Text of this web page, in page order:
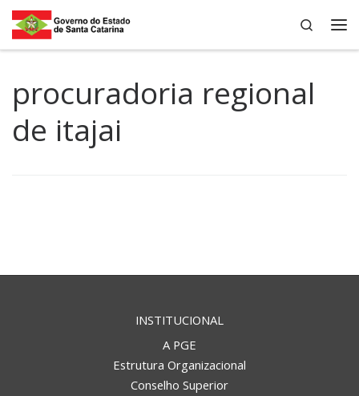
Skip to content
Search
procuradoria regional
de itajai
INSTITUCIONAL
A PGE
Estrutura Organizacional
Conselho Superior